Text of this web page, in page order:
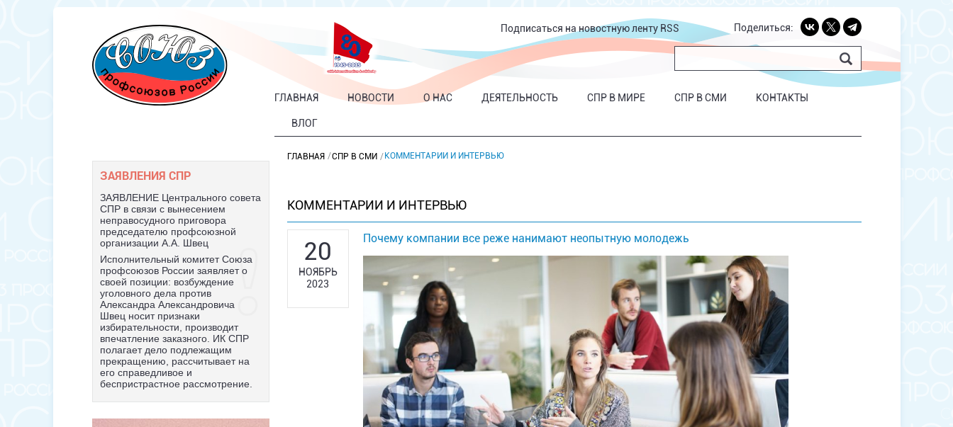
Подписаться на новостную ленту RSS Поделиться:
ГЛАВНАЯ НОВОСТИ О НАС ДЕЯТЕЛЬНОСТЬ СПР В МИРЕ СПР В СМИ КОНТАКТЫ
ВЛОГ
ЗАЯВЛЕНИЯ СПР
ЗАЯВЛЕНИЕ Центрального совета
СПР в связи с вынесением
неправосудного приговора
председателю профсоюзной
организации А.А. Швец
Исполнительный комитет Союза
профсоюзов России заявляет о
своей позиции: возбуждение
уголовного дела против
Александра Александровича
Швец носит признаки
избирательности, производит
впечатление заказного. ИК СПР
полагает дело подлежащим
прекращению, рассчитывает на
его справедливое и
беспристрастное рассмотрение.
ГЛАВНАЯ СПР В СМИ КОММЕНТАРИИ И ИНТЕРВЬЮ
КОММЕНТАРИИ И ИНТЕРВЬЮ
20
НОЯБРЬ
2023
Почему компании все реже нанимают неопытную молодежь